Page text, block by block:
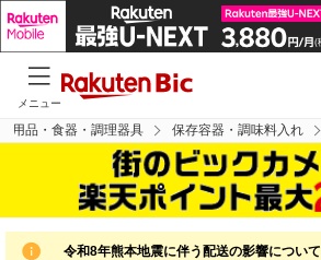
メニュー
用品・食器・調理器具 保存容器・調味料入れ
令和8年熊本地震に伴う配送の影響について